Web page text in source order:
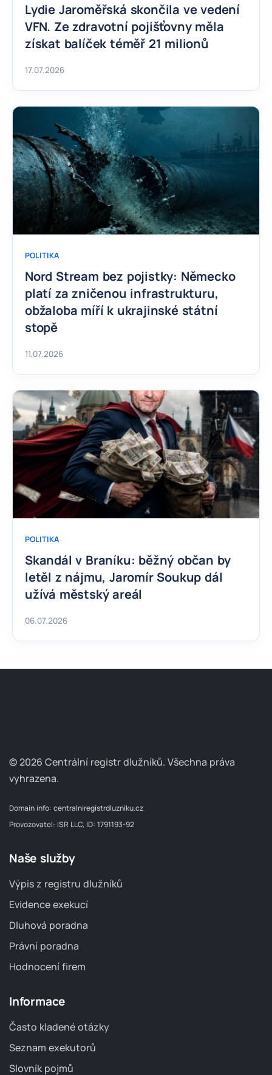
Lydie Jaroměřská skončila ve vedení
VFN. Ze zdravotní pojišťovny měla
získat balíček téměř 21 milionů
17.07.2026
POLITIKA
Nord Stream bez pojistky: Německo
platí za zničenou infrastrukturu,
obžaloba míří k ukrajinské státní
stopě
11.07.2026
POLITIKA
Skandál v Braníku: běžný občan by
letěl z nájmu, Jaromír Soukup dál
užívá městský areál
06.07.2026
© 2026 Centrální registr dlužníků. Všechna práva
vyhrazena.
Domain info: centralniregistrdluzniku.cz
Provozovatel: ISR LLC, ID: 1791193-92
Naše služby
Výpis z registru dlužníků
Evidence exekucí
Dluhová poradna
Právní poradna
Hodnocení firem
Informace
Často kladené otázky
Seznam exekutorů
Slovník pojmů